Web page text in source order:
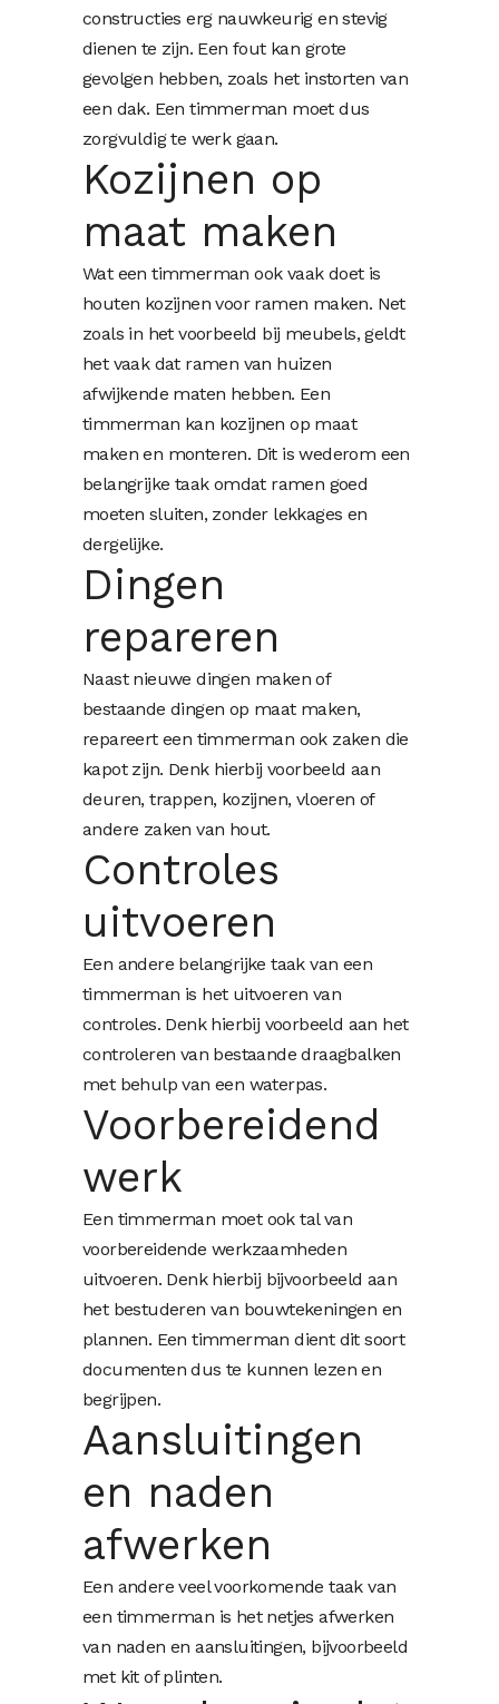
constructies erg nauwkeurig en stevig
dienen te zijn. Een fout kan grote
gevolgen hebben, zoals het instorten van
een dak. Een timmerman moet dus
zorgvuldig te werk gaan.
Kozijnen op
maat maken
Wat een timmerman ook vaak doet is
houten kozijnen voor ramen maken. Net
zoals in het voorbeeld bij meubels, geldt
het vaak dat ramen van huizen
afwijkende maten hebben. Een
timmerman kan kozijnen op maat
maken en monteren. Dit is wederom een
belangrijke taak omdat ramen goed
moeten sluiten, zonder lekkages en
dergelijke.
Dingen
repareren
Naast nieuwe dingen maken of
bestaande dingen op maat maken,
repareert een timmerman ook zaken die
kapot zijn. Denk hierbij voorbeeld aan
deuren, trappen, kozijnen, vloeren of
andere zaken van hout.
Controles
uitvoeren
Een andere belangrijke taak van een
timmerman is het uitvoeren van
controles. Denk hierbij voorbeeld aan het
controleren van bestaande draagbalken
met behulp van een waterpas.
Voorbereidend
werk
Een timmerman moet ook tal van
voorbereidende werkzaamheden
uitvoeren. Denk hierbij bijvoorbeeld aan
het bestuderen van bouwtekeningen en
plannen. Een timmerman dient dit soort
documenten dus te kunnen lezen en
begrijpen.
Aansluitingen
en naden
afwerken
Een andere veel voorkomende taak van
een timmerman is het netjes afwerken
van naden en aansluitingen, bijvoorbeeld
met kit of plinten.